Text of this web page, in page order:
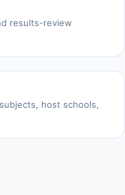
results-review
host schools,